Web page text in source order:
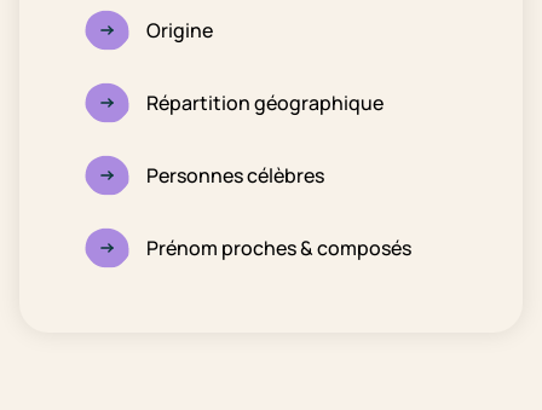
Origine
Répartition géographique
Personnes célèbres
Prénom proches & composés